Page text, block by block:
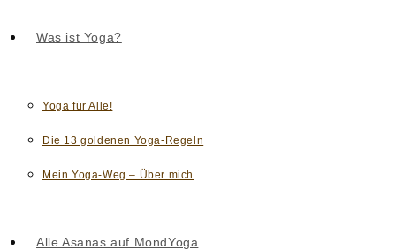
Was ist Yoga?
Yoga für Alle!
Die 13 goldenen Yoga-Regeln
Mein Yoga-Weg – Über mich
Alle Asanas auf MondYoga